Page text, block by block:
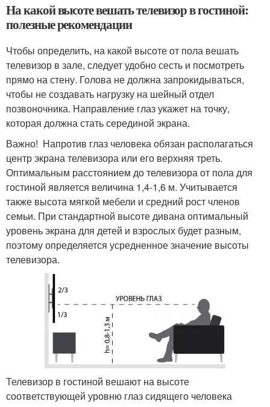
На какой высоте вешать телевизор в гостиной:
полезные рекомендации
Чтобы определить, на какой высоте от пола вешать
телевизор в зале, следует удобно сесть и посмотреть
прямо на стену. Голова не должна запрокидываться,
чтобы не создавать нагрузку на шейный отдел
позвоночника. Направление глаз укажет на точку,
которая должна стать серединой экрана.
Важно! Напротив глаз человека обязан располагаться
центр экрана телевизора или его верхняя треть.
Оптимальным расстоянием до телевизора от пола для
гостиной является величина 1,4-1,6 м. Учитывается
также высота мягкой мебели и средний рост членов
семьи. При стандартной высоте дивана оптимальный
уровень экрана для детей и взрослых будет разным,
поэтому определяется усредненное значение высоты
телевизора.
Телевизор в гостиной вешают на высоте
соответствующей уровню глаз сидящего человека